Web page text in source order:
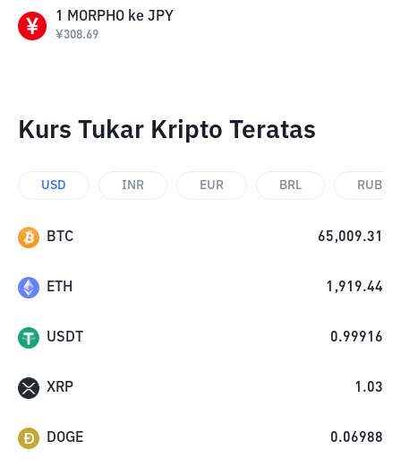
1 MORPHO ke JPY
¥308.69
Kurs Tukar Kripto Teratas
USD INR EUR BRL RUB
BTC 65,009.31
ETH 1,919.44
USDT 0.99916
XRP 1.03
DOGE 0.06988